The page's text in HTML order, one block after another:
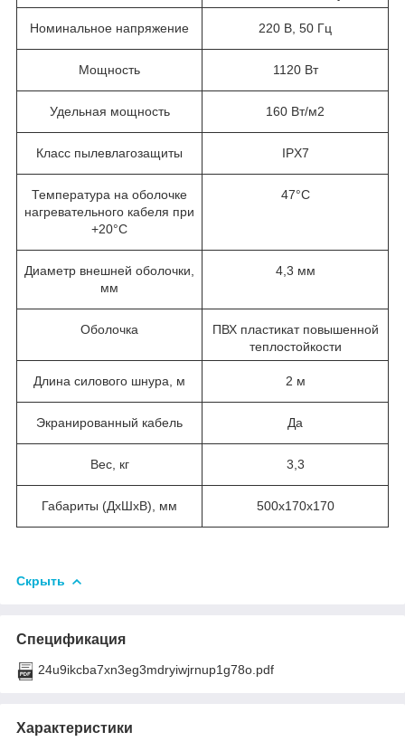
Номинальное напряжение 220 В, 50 Гц
Мощность 1120 Вт
Удельная мощность 160 Вт/м2
Класс пылевлагозащиты IPX7
Температура на оболочке
нагревательного кабеля при
+20°С
47°С
Диаметр внешней оболочки,
мм
4,3 мм
Оболочка
ПВХ пластикат повышенной
теплостойкости
Длина силового шнура, м 2 м
Экранированный кабель Да
Вес, кг 3,3
Габариты (ДхШхВ), мм 500х170х170
Скрыть
Спецификация
24u9ikcba7xn3eg3mdryiwjrnup1g78o.pdf
Характеристики